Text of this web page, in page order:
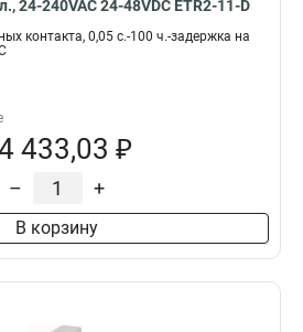
24-240VAC 24-48VDC ETR2-11-D
контакта, 0,05 с.-100 ч.-задержка на
433,03 ₽
– +
В корзину